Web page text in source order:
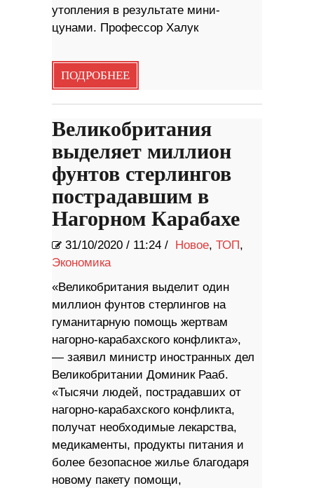
утопления в результате мини-
цунами. Профессор Халук
ПОДРОБНЕЕ
Великобритания
выделяет миллион
фунтов стерлингов
пострадавшим в
Нагорном Карабахе
31/10/2020 / 11:24 / Новое, ТОП,
Экономика
«Великобритания выделит один
миллион фунтов стерлингов на
гуманитарную помощь жертвам
нагорно-карабахского конфликта»,
— заявил министр иностранных дел
Великобритании Доминик Рааб.
«Тысячи людей, пострадавших от
нагорно-карабахского конфликта,
получат необходимые лекарства,
медикаменты, продукты питания и
более безопасное жилье благодаря
новому пакету помощи,